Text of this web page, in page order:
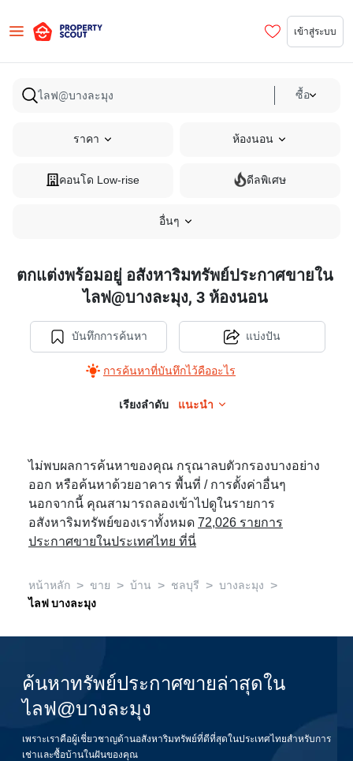
เข้าสู่ระบบ
ซื้อ
ราคา ห้องนอน
คอนโด Low-rise ดีลพิเศษ
อื่นๆ
ตกแต่งพร้อมอยู่ อสังหาริมทรัพย์ประกาศขายใน
ไลฟ@บางละมุง, 3 ห้องนอน
บันทึกการค้นหา
การค้นหาที่บันทึกไว้คืออะไร
แบ่งปัน
เรียงลำดับ แนะนำ
ไม่พบผลการค้นหาของคุณ กรุณาลบตัวกรองบางอย่าง
ออก หรือค้นหาด้วยอาคาร พื้นที่ / การตั้งค่าอื่นๆ
นอกจากนี้ คุณสามารถลองเข้าไปดูในรายการ
อสังหาริมทรัพย์ของเราทั้งหมด 72,026 รายการ
ประกาศขายในประเทศไทย ที่นี่
หน้าหลัก > ขาย > บ้าน > ชลบุรี > บางละมุง >
ไลฟ บางละมุง
ค้นหาทรัพย์ประกาศขายล่าสุดใน
ไลฟ@บางละมุง
เพราะเราคือผู้เชี่ยวชาญด้านอสังหาริมทรัพย์ที่ดีที่สุดในประเทศไทยสำหรับการ
เช่าและซื้อบ้านในฝันของคุณ